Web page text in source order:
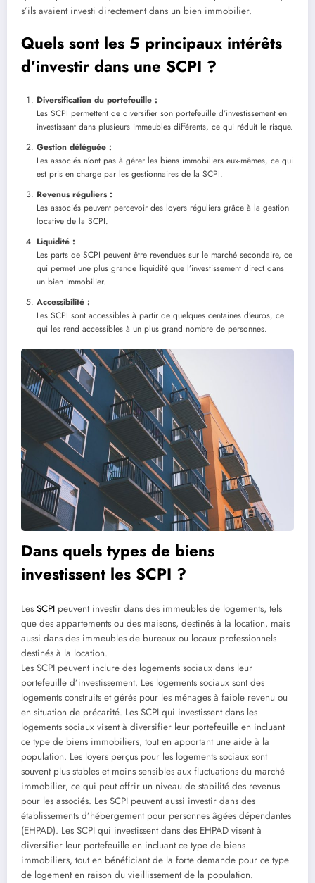
s’ils avaient investi directement dans un bien immobilier.
Quels sont les 5 principaux intérêts
d’investir dans une SCPI ?
Diversification du portefeuille :
Les SCPI permettent de diversifier son portefeuille d’investissement en
investissant dans plusieurs immeubles différents, ce qui réduit le risque.
Gestion déléguée :
Les associés n’ont pas à gérer les biens immobiliers eux-mêmes, ce qui
est pris en charge par les gestionnaires de la SCPI.
Revenus réguliers :
Les associés peuvent percevoir des loyers réguliers grâce à la gestion
locative de la SCPI.
Liquidité :
Les parts de SCPI peuvent être revendues sur le marché secondaire, ce
qui permet une plus grande liquidité que l’investissement direct dans
un bien immobilier.
Accessibilité :
Les SCPI sont accessibles à partir de quelques centaines d’euros, ce
qui les rend accessibles à un plus grand nombre de personnes.
Dans quels types de biens
investissent les SCPI ?
Les SCPI peuvent investir dans des immeubles de logements, tels
que des appartements ou des maisons, destinés à la location, mais
aussi dans des immeubles de bureaux ou locaux professionnels
destinés à la location.
Les SCPI peuvent inclure des logements sociaux dans leur
portefeuille d’investissement. Les logements sociaux sont des
logements construits et gérés pour les ménages à faible revenu ou
en situation de précarité. Les SCPI qui investissent dans les
logements sociaux visent à diversifier leur portefeuille en incluant
ce type de biens immobiliers, tout en apportant une aide à la
population. Les loyers perçus pour les logements sociaux sont
souvent plus stables et moins sensibles aux fluctuations du marché
immobilier, ce qui peut offrir un niveau de stabilité des revenus
pour les associés. Les SCPI peuvent aussi investir dans des
établissements d’hébergement pour personnes âgées dépendantes
(EHPAD). Les SCPI qui investissent dans des EHPAD visent à
diversifier leur portefeuille en incluant ce type de biens
immobiliers, tout en bénéficiant de la forte demande pour ce type
de logement en raison du vieillissement de la population.